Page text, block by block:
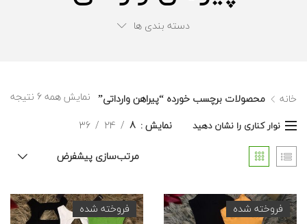
دسته بندی ها
خانه محصولات برچسب خورده “پیراهن وارداتی” نمایش همه 6 نتیجه
نوار کناری را نشان دهید نمایش 8
24
36
مرتب‌سازی پیشفرض
فروخته شده فروخته شده